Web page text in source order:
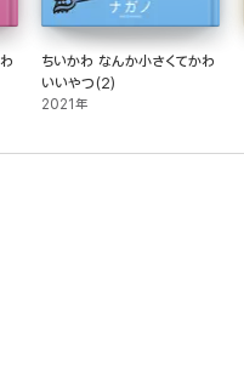
ちいかわ なんか小さくてかわ
いいやつ(2)
2021年